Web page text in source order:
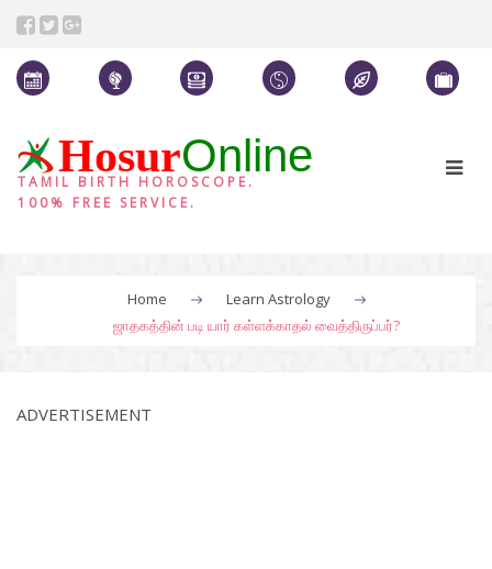
HosurOnline
TAMIL BIRTH HOROSCOPE.
100% FREE SERVICE.
Home
Learn Astrology
ஜாதகத்தின் படி யார் கள்ளக்காதல் வைத்திருப்பர்?
ADVERTISEMENT